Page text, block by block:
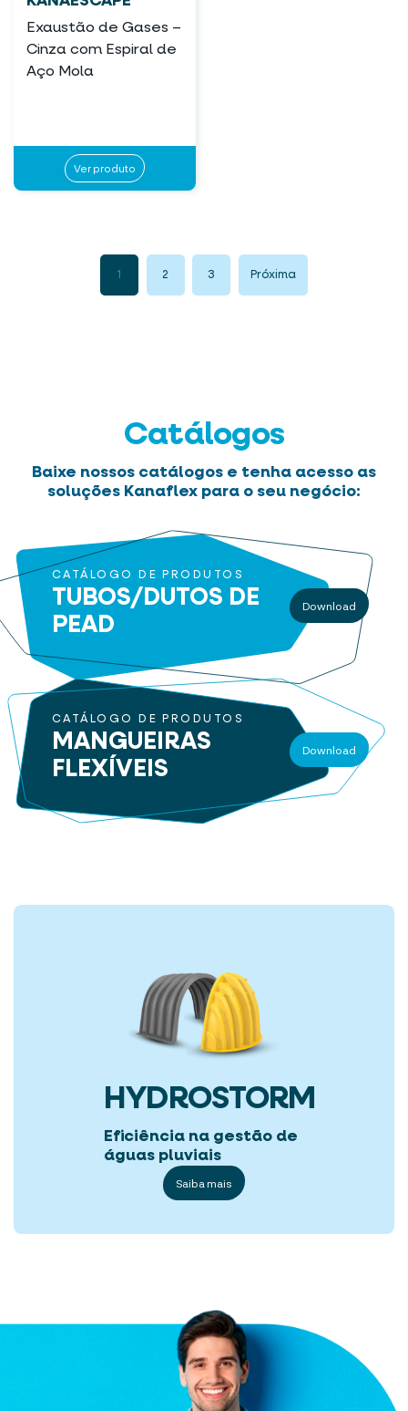
Exaustão de Gases –
Cinza com Espiral de
Aço Mola
Ver produto
1 2 3 Próxima
Catálogos
Baixe nossos catálogos e tenha acesso as
soluções Kanaflex para o seu negócio:
CATÁLOGO DE PRODUTOS
TUBOS/DUTOS DE
PEAD
Download
CATÁLOGO DE PRODUTOS
MANGUEIRAS
FLEXÍVEIS
Download
HYDROSTORM
Eficiência na gestão de
águas pluviais
Saiba mais